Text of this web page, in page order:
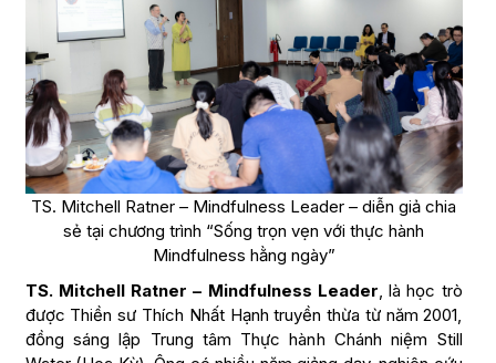
TS. Mitchell Ratner – Mindfulness Leader – diễn giả chia
sẻ tại chương trình “Sống trọn vẹn với thực hành
Mindfulness hằng ngày”
TS. Mitchell Ratner – Mindfulness Leader, là học trò
được Thiền sư Thích Nhất Hạnh truyền thừa từ năm 2001,
đồng sáng lập Trung tâm Thực hành Chánh niệm Still